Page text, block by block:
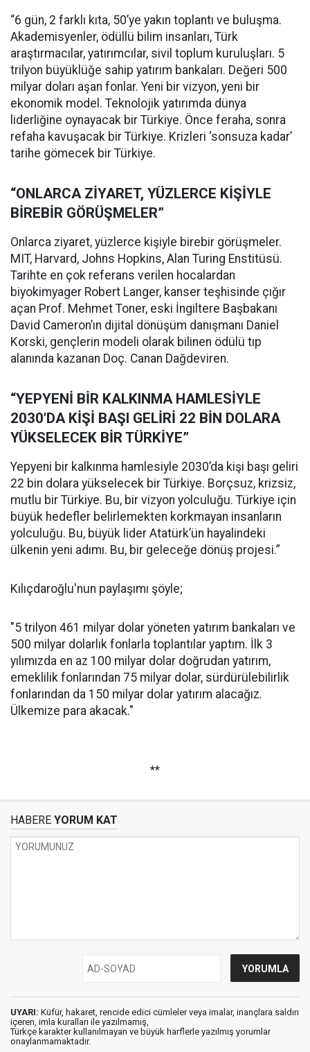
“6 gün, 2 farklı kıta, 50’ye yakın toplantı ve buluşma.
Akademisyenler, ödüllü bilim insanları, Türk
araştırmacılar, yatırımcılar, sivil toplum kuruluşları. 5
trilyon büyüklüğe sahip yatırım bankaları. Değeri 500
milyar doları aşan fonlar. Yeni bir vizyon, yeni bir
ekonomik model. Teknolojik yatırımda dünya
liderliğine oynayacak bir Türkiye. Önce feraha, sonra
refaha kavuşacak bir Türkiye. Krizleri ‘sonsuza kadar’
tarihe gömecek bir Türkiye.
“ONLARCA ZİYARET, YÜZLERCE KİŞİYLE
BİREBİR GÖRÜŞMELER”
Onlarca ziyaret, yüzlerce kişiyle birebir görüşmeler.
MIT, Harvard, Johns Hopkins, Alan Turing Enstitüsü.
Tarihte en çok referans verilen hocalardan
biyokimyager Robert Langer, kanser teşhisinde çığır
açan Prof. Mehmet Toner, eski İngiltere Başbakanı
David Cameron’ın dijital dönüşüm danışmanı Daniel
Korski, gençlerin modeli olarak bilinen ödülü tıp
alanında kazanan Doç. Canan Dağdeviren.
“YEPYENİ BİR KALKINMA HAMLESİYLE
2030’DA KİŞİ BAŞI GELİRİ 22 BİN DOLARA
YÜKSELECEK BİR TÜRKİYE”
Yepyeni bir kalkınma hamlesiyle 2030’da kişi başı geliri
22 bin dolara yükselecek bir Türkiye. Borçsuz, krizsiz,
mutlu bir Türkiye. Bu, bir vizyon yolculuğu. Türkiye için
büyük hedefler belirlemekten korkmayan insanların
yolculuğu. Bu, büyük lider Atatürk’ün hayalindeki
ülkenin yeni adımı. Bu, bir geleceğe dönüş projesi.”
Kılıçdaroğlu'nun paylaşımı şöyle;
"5 trilyon 461 milyar dolar yöneten yatırım bankaları ve
500 milyar dolarlık fonlarla toplantılar yaptım. İlk 3
yılımızda en az 100 milyar dolar doğrudan yatırım,
emeklilik fonlarından 75 milyar dolar, sürdürülebilirlik
fonlarından da 150 milyar dolar yatırım alacağız.
Ülkemize para akacak."
**
HABERE YORUM KAT
UYARI: Küfür, hakaret, rencide edici cümleler veya imalar, inançlara saldırı
içeren, imla kuralları ile yazılmamış,
Türkçe karakter kullanılmayan ve büyük harflerle yazılmış yorumlar
onaylanmamaktadır.